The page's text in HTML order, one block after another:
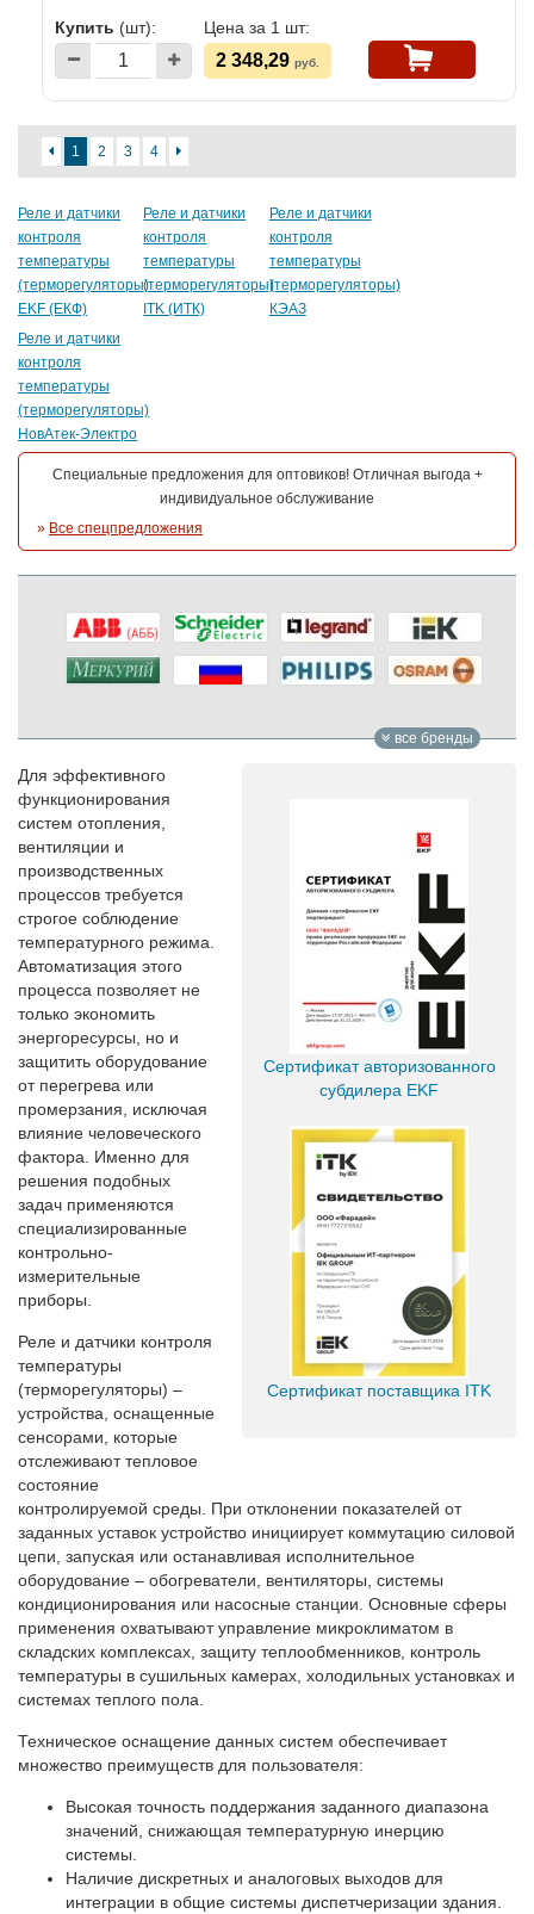
Купить (шт): Цена за 1 шт:
2 348,29 руб.
1 2 3 4
Реле и датчики
контроля
температуры
(терморегуляторы)
EKF (ЕКФ)
Реле и датчики
контроля
температуры
(терморегуляторы)
ITK (ИТК)
Реле и датчики
контроля
температуры
(терморегуляторы)
КЭАЗ
Реле и датчики
контроля
температуры
(терморегуляторы)
НовАтек-Электро
Специальные предложения для оптовиков! Отличная выгода +
индивидуальное обслуживание
» Все спецпредложения
все бренды
Сертификат авторизованного
субдилера EKF
Сертификат поставщика ITK
Для эффективного
функционирования
систем отопления,
вентиляции и
производственных
процессов требуется
строгое соблюдение
температурного режима.
Автоматизация этого
процесса позволяет не
только экономить
энергоресурсы, но и
защитить оборудование
от перегрева или
промерзания, исключая
влияние человеческого
фактора. Именно для
решения подобных
задач применяются
специализированные
контрольно-
измерительные
приборы.
Реле и датчики контроля
температуры
(терморегуляторы) –
устройства, оснащенные
сенсорами, которые
отслеживают тепловое
состояние
контролируемой среды. При отклонении показателей от
заданных уставок устройство инициирует коммутацию силовой
цепи, запуская или останавливая исполнительное
оборудование – обогреватели, вентиляторы, системы
кондиционирования или насосные станции. Основные сферы
применения охватывают управление микроклиматом в
складских комплексах, защиту теплообменников, контроль
температуры в сушильных камерах, холодильных установках и
системах теплого пола.
Техническое оснащение данных систем обеспечивает
множество преимуществ для пользователя:
Высокая точность поддержания заданного диапазона
значений, снижающая температурную инерцию
системы.
Наличие дискретных и аналоговых выходов для
интеграции в общие системы диспетчеризации здания.